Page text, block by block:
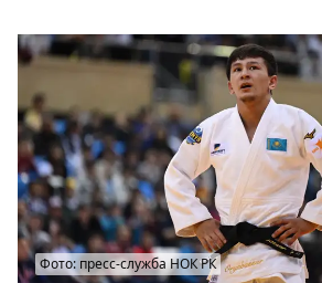
Фото: пресс-служба НОК РК